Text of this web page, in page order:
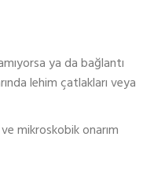
ya da bağlantı
lehim çatlakları veya
mikroskobik onarım